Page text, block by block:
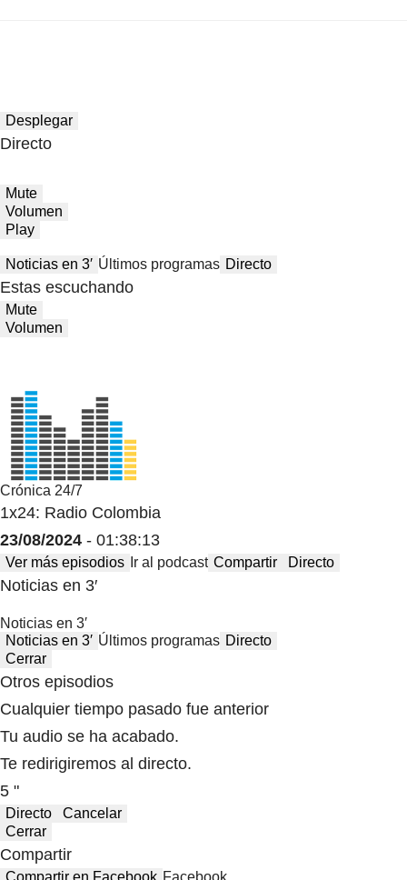
Desplegar
Directo
Mute
Volumen
Play
Noticias en 3′ Últimos programas Directo
Estas escuchando
Mute
Volumen
Crónica 24/7
1x24: Radio Colombia
23/08/2024 - 01:38:13
Ver más episodios Ir al podcast Compartir Directo
Noticias en 3′
Noticias en 3′
Noticias en 3′ Últimos programas Directo
Cerrar
Otros episodios
Cualquier tiempo pasado fue anterior
Tu audio se ha acabado.
Te redirigiremos al directo.
5 "
Directo
Cancelar
Cerrar
Compartir